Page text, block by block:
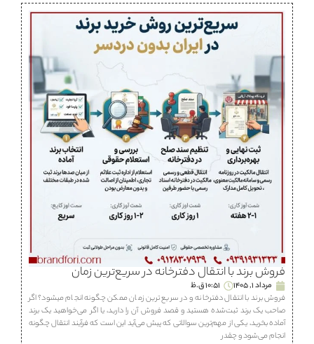
فروش برند با انتقال دفترخانه در سریع‌ترین زمان
مرداد 1, 1405
10:51 ق.ظ
فروش برند با انتقال دفترخانه و در سریع ترین زمان ممکن چگونه انجام میشود؟ اگر
صاحب یک برند ثبت‌شده هستید و قصد فروش آن را دارید، یا اگر می‌خواهید یک برند
آماده بخرید، یکی از مهم‌ترین سوالاتی که پیش می‌آید این است که فرآیند انتقال چگونه
انجام می‌شود و چقدر